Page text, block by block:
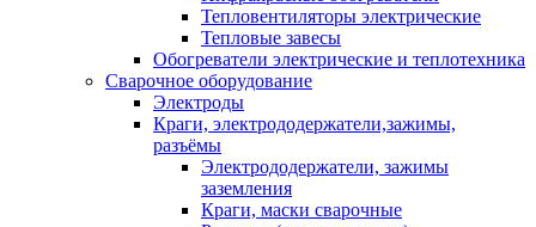
Тепловентиляторы электрические
Тепловые завесы
Обогреватели электрические и теплотехника
Сварочное оборудование
Электроды
Краги, электрододержатели,зажимы,
разъёмы
Электрододержатели, зажимы
заземления
Краги, маски сварочные